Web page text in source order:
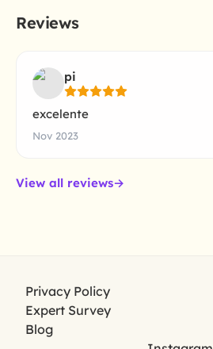
Reviews
pi
excelente
Nov 2023
View all reviews→
Privacy Policy
Expert Survey
Blog